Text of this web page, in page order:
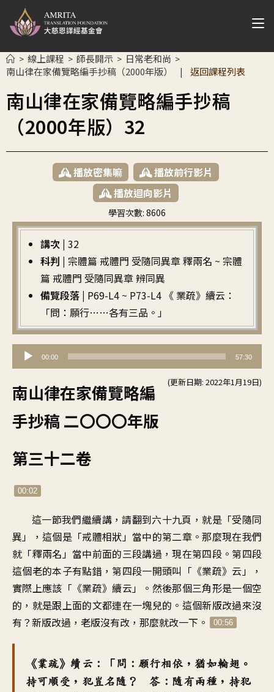
> 線上課程 > 師長開示 > 日常老和尚 >
南山律在家備覽略編手抄稿（2000年版） | 返回課程列表
南山律在家備覽略編手抄稿
（2000年版）32
播放密集嘛
播放前行影片
播放迴向影片
學習次數: 8606
繁中
講次 | 32
科判 | 宗體篇 戒體門 受隨同異章 釋兩名 ~ 宗體
篇 戒體門 受隨同異章 辨同異
備覽段落 | P69-L4 ~ P73-L4 《 業疏》續云：
「問：願行……各有三品。」
訊
播
放
器
00:00 57:30
(更新日期: 2022年1月19日)
南山律在家備覽略編
手抄稿 二〇〇〇年版
第三十二卷
00:02
這一節我們繼續講，請翻到六十九頁，就是「受隨同
異」，這個是「戒體相狀」當中的第二章。那麼現在我們
就「釋兩名」當中前面的三段講過，現在第四段。第四段
這個老的本子有點錯，第四段一開頭叫「《業疏》云」，
實際上應該「《業疏》續云」。然後那個三角形是一個空
的，就是跟上面的文都連在一塊兒的。這個新版改過來沒
有？新版改過，老版沒有改，那麼就改一下。
00:56
《業疏》續云：「問：願行相依，猶如輪翅。
持可順受，犯豈名隨？ 答：隨有兩種，持犯